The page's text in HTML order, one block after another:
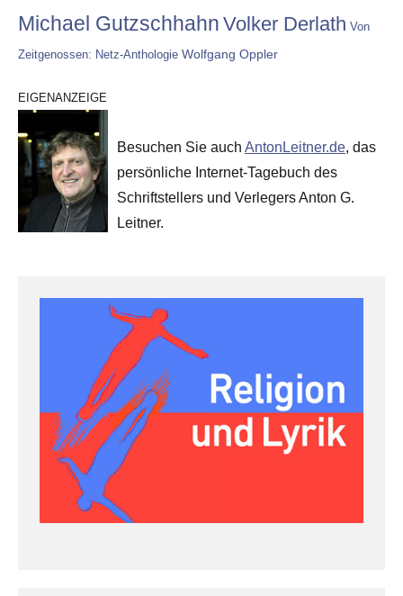
Michael Gutzschhahn Volker Derlath Von
Zeitgenossen: Netz-Anthologie Wolfgang Oppler
EIGENANZEIGE
Besuchen Sie auch AntonLeitner.de, das
persönliche Internet-Tagebuch des
Schriftstellers und Verlegers Anton G.
Leitner.